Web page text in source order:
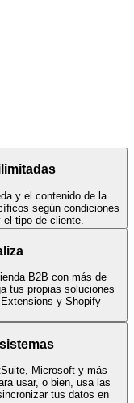
y el contenido de la
según condiciones
tipo de cliente.
B2B con más de
tus propias soluciones
y Shopify
Microsoft y más
usar, o bien, usa las
tus datos en